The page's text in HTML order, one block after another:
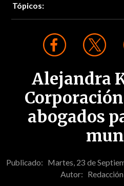
Tópicos:
Alejandra
abogados
Publicado: Martes, 23 de
Autor: